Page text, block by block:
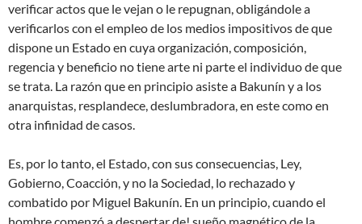
verificar actos que le vejan o le repugnan, obligándole a
verificarlos con el empleo de los medios impositivos de que
dispone un Estado en cuya organización, composición,
regencia y beneficio no tiene arte ni parte el individuo de que
se trata. La razón que en principio asiste a Bakunín y a los
anarquistas, resplandece, deslumbradora, en este como en
otra infinidad de casos.
Es, por lo tanto, el Estado, con sus consecuencias, Ley,
Gobierno, Coacción, y no la Sociedad, lo rechazado y
combatido por Miguel Bakunín. En un principio, cuando el